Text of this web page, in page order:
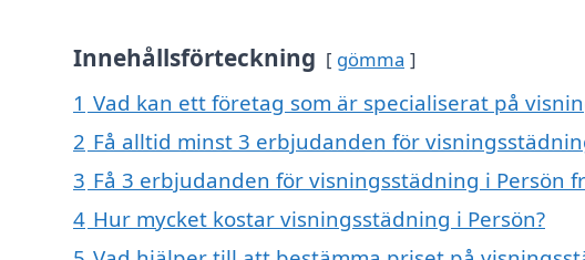
Innehållsförteckning gömma
1 Vad kan ett företag som är specialiserat på
2 Få alltid minst 3 erbjudanden för
3 Få 3 erbjudanden för visningsstädning i Persön
4 Hur mycket kostar visningsstädning i Persön?